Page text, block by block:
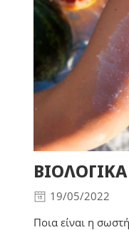
19/05/2022
Ποια είναι η